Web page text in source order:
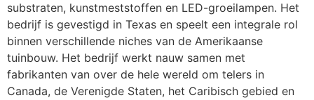
substraten, kunstmeststoffen en LED-groeilampen. Het
bedrijf is gevestigd in Texas en speelt een integrale rol
binnen verschillende niches van de Amerikaanse
tuinbouw. Het bedrijf werkt nauw samen met
fabrikanten van over de hele wereld om telers in
Canada, de Verenigde Staten, het Caribisch gebied en